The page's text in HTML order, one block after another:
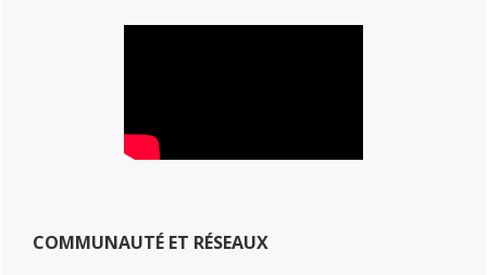
COMMUNAUTÉ ET RÉSEAUX